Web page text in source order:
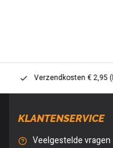
Verzendkosten € 2,95 (NL)
KLANTENSERVICE
Veelgestelde vragen